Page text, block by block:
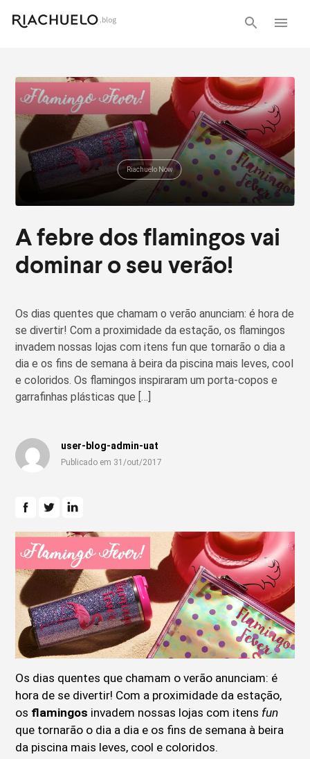
Riachuelo Now
A febre dos flamingos vai
dominar o seu verão!
Os dias quentes que chamam o verão anunciam: é hora de
se divertir! Com a proximidade da estação, os flamingos
invadem nossas lojas com itens fun que tornarão o dia a
dia e os fins de semana à beira da piscina mais leves, cool
e coloridos. Os flamingos inspiraram um porta-copos e
garrafinhas plásticas que […]
user-blog-admin-uat
Publicado em 31/out/2017
Os dias quentes que chamam o verão anunciam: é
hora de se divertir! Com a proximidade da estação,
os flamingos invadem nossas lojas com itens fun
que tornarão o dia a dia e os fins de semana à beira
da piscina mais leves, cool e coloridos.